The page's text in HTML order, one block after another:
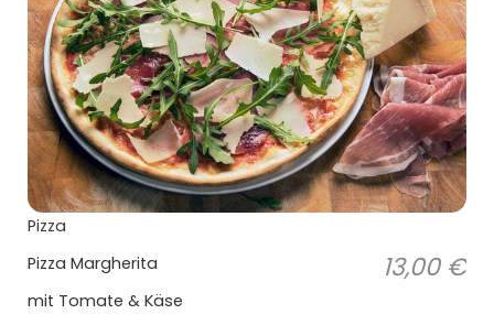
Pizza
Pizza Margherita
mit Tomate & Käse
13,00 €